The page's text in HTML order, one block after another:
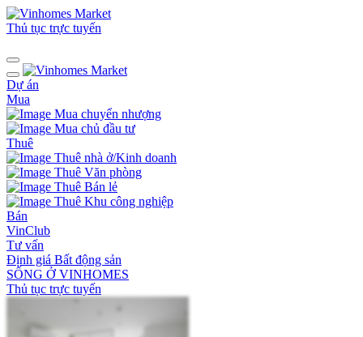
Thủ tục trực tuyến
Dự án
Mua
Mua chuyển nhượng
Mua chủ đầu tư
Thuê
Thuê nhà ở/Kinh doanh
Thuê Văn phòng
Thuê Bán lẻ
Thuê Khu công nghiệp
Bán
VinClub
Tư vấn
Định giá Bất động sản
SỐNG Ở VINHOMES
Thủ tục trực tuyến